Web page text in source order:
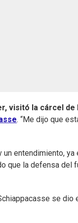
visitó la cárcel de
. “Me dijo que
un entendimiento,
que la defensa del
se